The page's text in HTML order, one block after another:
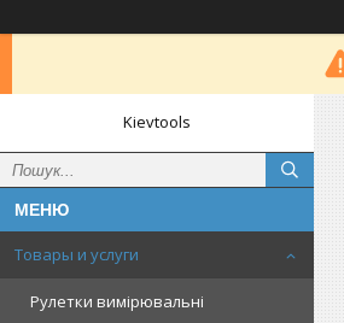
Kievtools
Товары и услуги
Рулетки вимірювальні